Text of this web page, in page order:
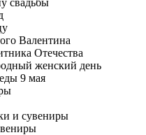
свадьбы
Валентина
Отечества
женский день
9 мая
и сувениры